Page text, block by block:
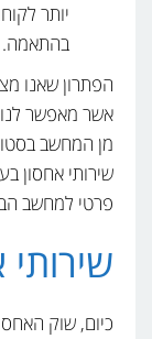
יותר
בהתאמה.
הפתרון שאנו
אשר מאפשר
מן המחשב
שירותי אחסון
פרטי למחשב
כיום, שוק